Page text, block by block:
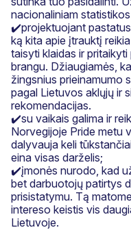
nacionaliniam
✔️projektuojant
ką kita apie įtrauktį
taisyti klaidas ir
brangu. Džiaugiamės,
žingsnius prieinamumo
pagal Lietuvos aklųjų ir
rekomendacijas.
✔️su vaikais galima ir
Norvegijoje Pride metu
dalyvauja keli
eina visas darželis;
✔️įmonės nurodo, kad
bet darbuotojų patirtys
prisistatymu. Tą
intereso keistis vis
Lietuvoje.